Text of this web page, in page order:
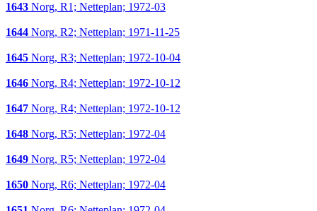
1643 Norg, R1; Netteplan; 1972-03
1644 Norg, R2; Netteplan; 1971-11-25
1645 Norg, R3; Netteplan; 1972-10-04
1646 Norg, R4; Netteplan; 1972-10-12
1647 Norg, R4; Netteplan; 1972-10-12
1648 Norg, R5; Netteplan; 1972-04
1649 Norg, R5; Netteplan; 1972-04
1650 Norg, R6; Netteplan; 1972-04